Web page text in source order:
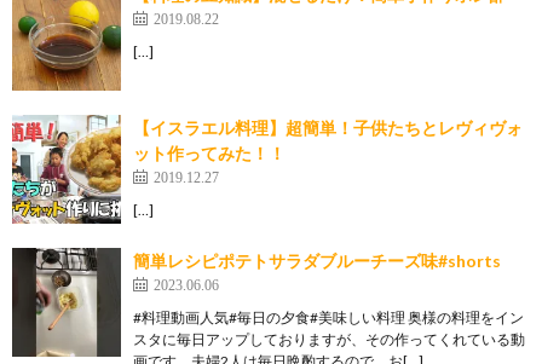
2019.08.22
[…]
【イスラエル料理】超簡単！子供たちとレヴィヴォ
ット作ってみた！！
2019.12.27
[…]
簡単レシピポテトサラダブルーチーズ味#shorts
2023.06.06
#料理動画人気#毎日の夕食#美味しい料理 奥様の料理をイン
スタに毎日アップしておりますが、その作ってくれている動